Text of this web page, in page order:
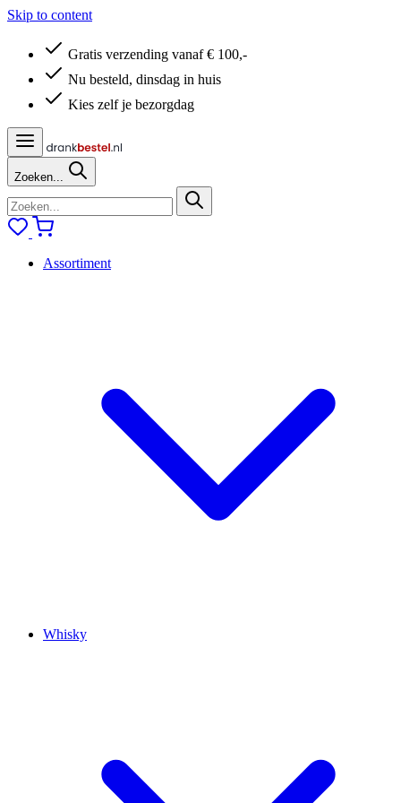
Skip to content
Gratis verzending vanaf € 100,-
Nu besteld, dinsdag in huis
Kies zelf je bezorgdag
Zoeken...
Assortiment
Whisky